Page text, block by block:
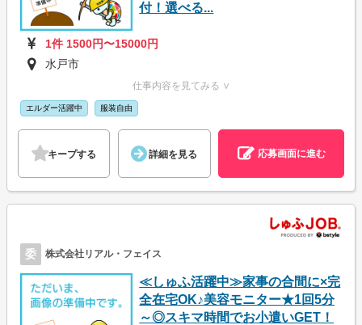
付！選べる...
1件 1500円〜15000円
水戸市
仕事内容を見てみる ∨
エルダー活躍中 服装自由
キープする 詳細を見る 応募画面に進む
委 株式会社リアル・フェイス
≪しゅふ活躍中≫家事の合間に×完
全在宅OK♪美容モニター★1回5分
～◎スキマ時間でお小遣いGET！